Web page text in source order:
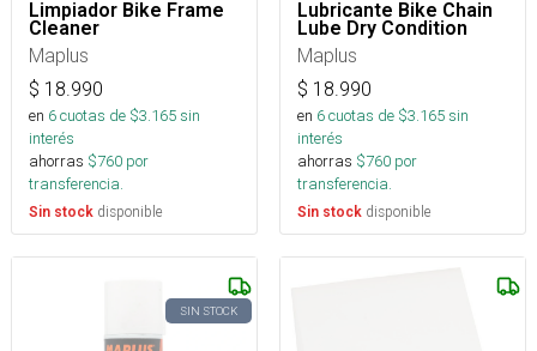
Limpiador Bike Frame
Cleaner
Maplus
$ 18.990
en 6cuotas de $3.165sin
interés
ahorras $760 por
transferencia.
Sin stock disponible
Lubricante Bike Chain
Lube Dry Condition
Maplus
$ 18.990
en 6cuotas de $3.165sin
interés
ahorras $760 por
transferencia.
Sin stock disponible
SIN STOCK